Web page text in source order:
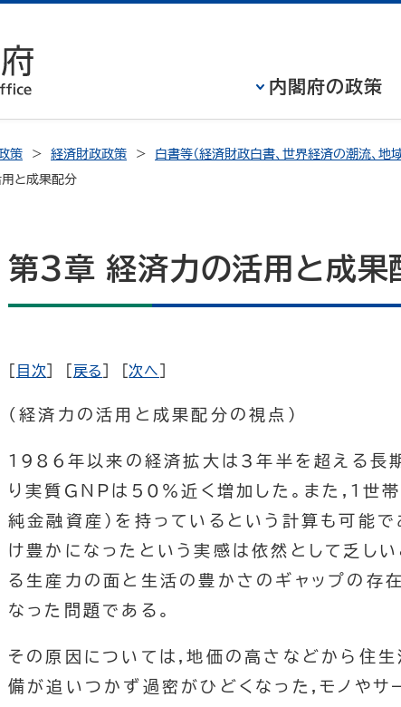
内閣府の政策
策 経済財政政策 白書等（経済財政白書、世界経済の潮流、地
と成果配分
第3章 経済力の活用と成果
目次 戻る ] [次へ
(経済力の活用と成果配分の視点)
1986年以来の経済拡大は3年半を超える長
り実質GNPは50％近く増加した。また,1世
純金融資産)を持っているという計算も可能
け豊かになったという実感は依然として乏し
る生産力の面と生活の豊かさのギャップの存
なった問題である。
その原因については,地価の高さなどから住
備が追いつかず過密がひどくなった,モノや